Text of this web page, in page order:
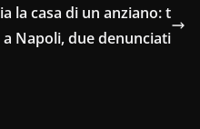
la casa di un anziano: t
Napoli, due denunciati